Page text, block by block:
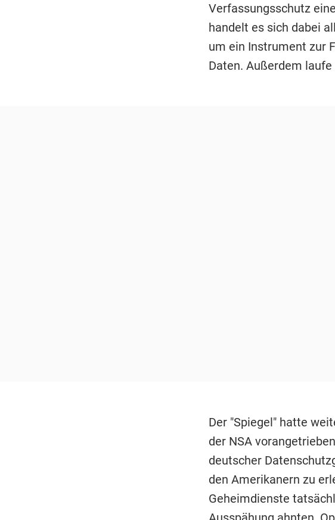
Verfassungsschutz
handelt es sich dabei
um ein Instrument zur
Daten. Außerdem
Der "Spiegel" hatte
der NSA
deutscher
den Amerikanern zu
Geheimdienste